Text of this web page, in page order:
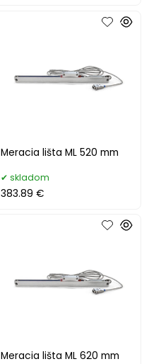
Meracia lišta ML 520 mm
skladom
383.89 €
Meracia lišta ML 620 mm